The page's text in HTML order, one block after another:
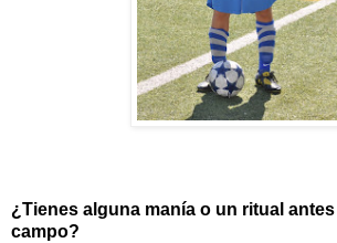
¿Tienes alguna manía o un ritual antes
campo?